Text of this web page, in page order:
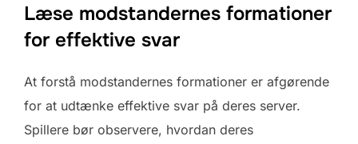
Læse modstandernes formationer
for effektive svar
At forstå modstandernes formationer er afgørende
for at udtænke effektive svar på deres server.
Spillere bør observere, hvordan deres